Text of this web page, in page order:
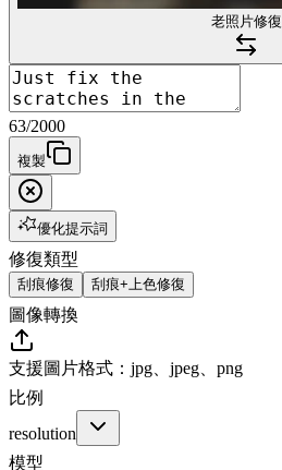
老照片修復
63/2000
複製
優化提示詞
修復類型
刮痕修復 刮痕+上色修復
圖像轉換
支援圖片格式：jpg、jpeg、png
比例
resolution
模型